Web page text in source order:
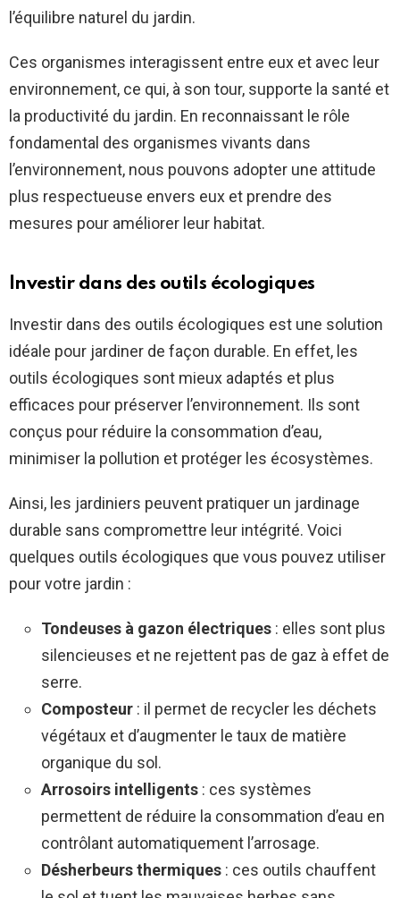
l’équilibre naturel du jardin.
Ces organismes interagissent entre eux et avec leur
environnement, ce qui, à son tour, supporte la santé et
la productivité du jardin. En reconnaissant le rôle
fondamental des organismes vivants dans
l’environnement, nous pouvons adopter une attitude
plus respectueuse envers eux et prendre des
mesures pour améliorer leur habitat.
Investir dans des outils écologiques
Investir dans des outils écologiques est une solution
idéale pour jardiner de façon durable. En effet, les
outils écologiques sont mieux adaptés et plus
efficaces pour préserver l’environnement. Ils sont
conçus pour réduire la consommation d’eau,
minimiser la pollution et protéger les écosystèmes.
Ainsi, les jardiniers peuvent pratiquer un jardinage
durable sans compromettre leur intégrité. Voici
quelques outils écologiques que vous pouvez utiliser
pour votre jardin :
Tondeuses à gazon électriques : elles sont plus
silencieuses et ne rejettent pas de gaz à effet de
serre.
Composteur : il permet de recycler les déchets
végétaux et d’augmenter le taux de matière
organique du sol.
Arrosoirs intelligents : ces systèmes
permettent de réduire la consommation d’eau en
contrôlant automatiquement l’arrosage.
Désherbeurs thermiques : ces outils chauffent